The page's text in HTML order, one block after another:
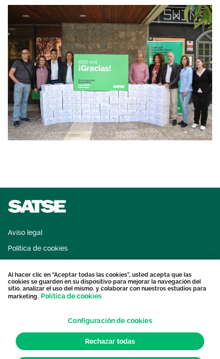
Aviso legal
Política de cookies
Protección datos personales
Contacto
Al hacer clic en “Aceptar todas las cookies”, usted acepta que las
cookies se guarden en su dispositivo para mejorar la navegación del
sitio, analizar el uso del mismo, y colaborar con nuestros estudios para
marketing. Política de cookies
Configuración de cookies
Rechazar todas